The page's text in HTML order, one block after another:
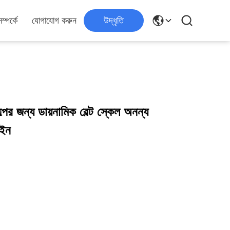
যোগাযোগ করুন উদ্ধৃতি
জন্য ডায়নামিক বেল্ট স্কেল অনন্য